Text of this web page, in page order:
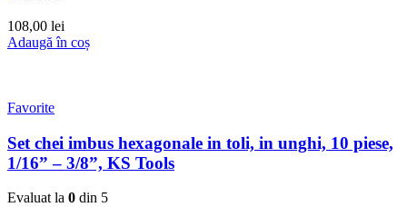
108,00 lei
Adaugă în coș
Favorite
Set chei imbus hexagonale in toli, in unghi, 10 piese,
1/16” – 3/8”, KS Tools
Evaluat la 0 din 5